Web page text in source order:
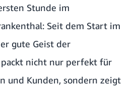
Stunde im
Seit dem Start im
gute Geist der
packt nicht nur perfekt für
und Kunden, sondern zeigt